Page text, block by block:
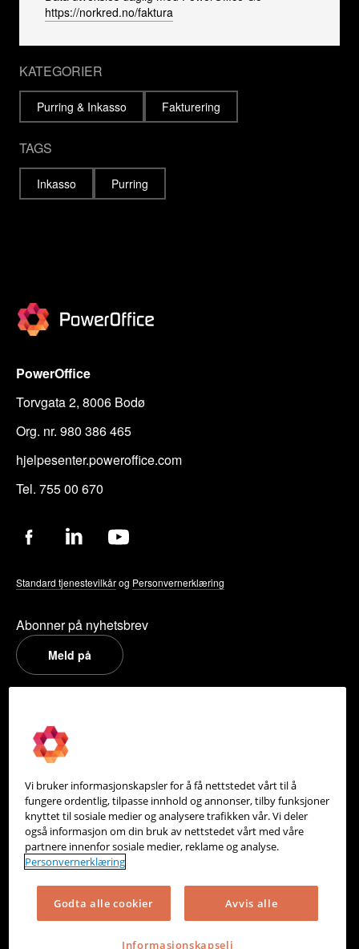
https://norkred.no/faktura
KATEGORIER
Purring & Inkasso Fakturering
TAGS
Inkasso Purring
PowerOffice
Torvgata 2, 8006 Bodø
Org. nr. 980 386 465
hjelpesenter.poweroffice.com
Tel. 755 00 670
Standard tjenestevilkårog Personvernerklæring
Abonner på nyhetsbrev
Meld på
Om oss
Partneroversikt
Integrasjoner
Hjelpesenter
Kontakt oss
Personvern
Informasjonskapsler
Vi bruker informasjonskapsler for å få nettstedet vårt til å
fungere ordentlig, tilpasse innhold og annonser, tilby funksjoner
knyttet til sosiale medier og analysere trafikken vår. Vi deler
også informasjon om din bruk av nettstedet vårt med våre
partnere innenfor sosiale medier, reklame og analyse.
Personvernerklæring
Godta alle cookier Avvis alle
Informasjonskapseli